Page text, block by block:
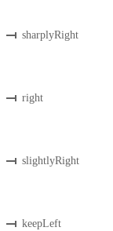
sharplyRight
right
slightlyRight
keepLeft